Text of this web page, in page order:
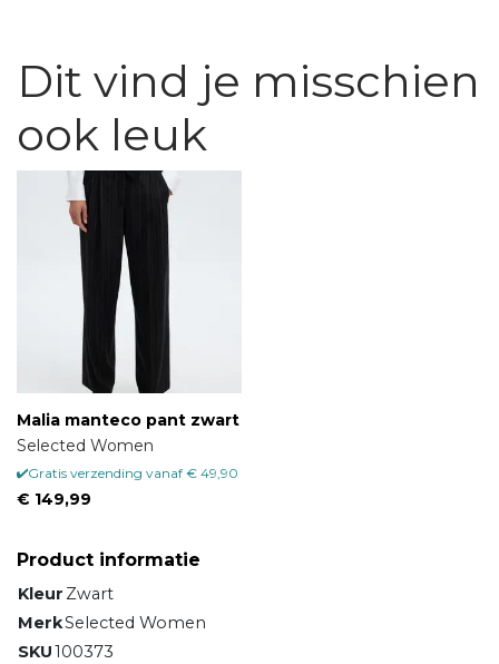
Dit vind je misschien
ook leuk
Malia manteco pant zwart
Selected Women
Gratis verzending vanaf € 49,90
€ 149,99
Product informatie
Kleur Zwart
MerkSelected Women
SKU100373